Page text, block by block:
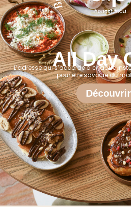
All Day
L’adresse qui s’accorde à chaque
pour être savouré du
Découvrir